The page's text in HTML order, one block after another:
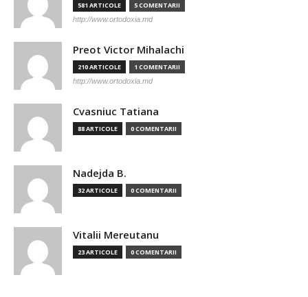
581 ARTICOLE 5 COMENTARII
http://www.ortodoxia.md
Preot Victor Mihalachi
210 ARTICOLE 1 COMENTARII
http://www.ortodoxia.md
Cvasniuc Tatiana
88 ARTICOLE 0 COMENTARII
Nadejda B.
32 ARTICOLE 0 COMENTARII
Vitalii Mereutanu
23 ARTICOLE 0 COMENTARII